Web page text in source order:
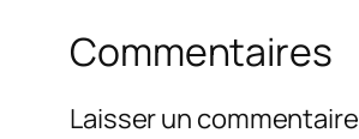
Commentaires
Laisser un commentaire